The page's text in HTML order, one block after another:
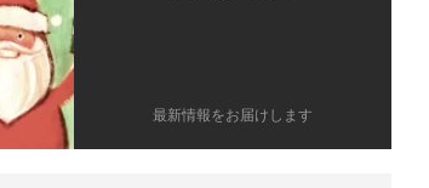
最新情報をお届けします